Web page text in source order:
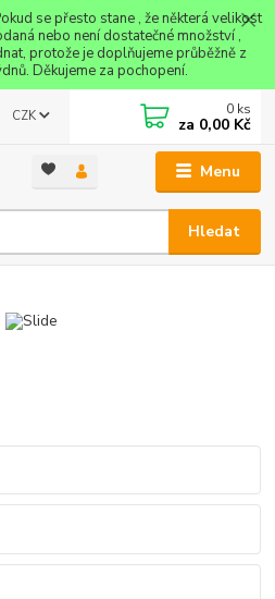
se přesto stane , že některá velikost
nebo není dostatečné množství ,
protože je doplňujeme průběžně z
Děkujeme za pochopení.
Menu
CZK
Hledat
0 ks
za 0,00 Kč